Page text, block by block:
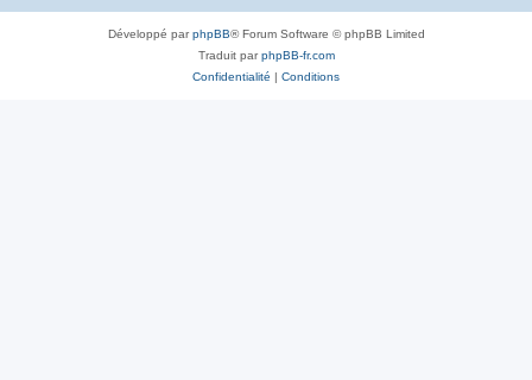
Développé parphpBB® Forum Software © phpBB Limited
Traduit parphpBB-fr.com
Confidentialité | Conditions